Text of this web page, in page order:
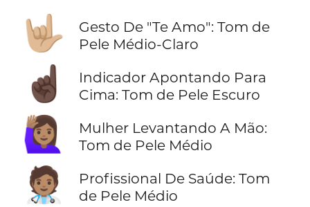
🤟🏼
Gesto De "Te Amo": Tom de
Pele Médio-Claro
☝🏿
Indicador Apontando Para
Cima: Tom de Pele Escuro
🙋🏽‍♀️
Mulher Levantando A Mão:
Tom de Pele Médio
🧑🏽‍⚕️
Profissional De Saúde: Tom
de Pele Médio